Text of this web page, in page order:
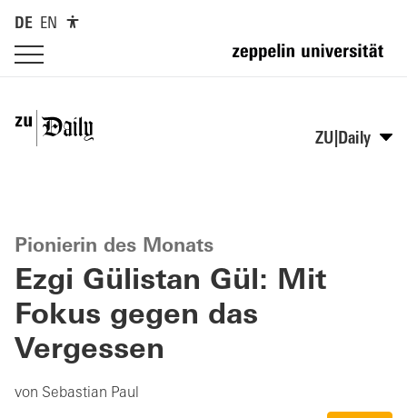
DE EN
ZU|Daily
Pionierin des Monats
Ezgi Gülistan Gül: Mit
Fokus gegen das
Vergessen
von Sebastian Paul